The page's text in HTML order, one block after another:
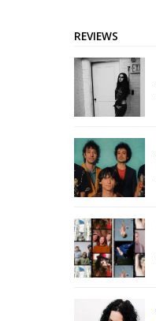
REVIEWS